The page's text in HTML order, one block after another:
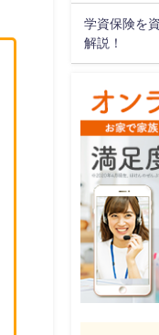
学資保険を
解説！